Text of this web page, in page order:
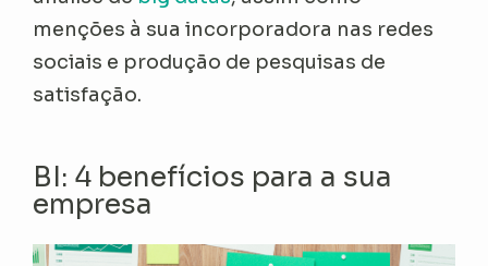
menções à sua incorporadora nas redes
sociais e produção de pesquisas de
satisfação.
BI: 4 benefícios para a sua
empresa